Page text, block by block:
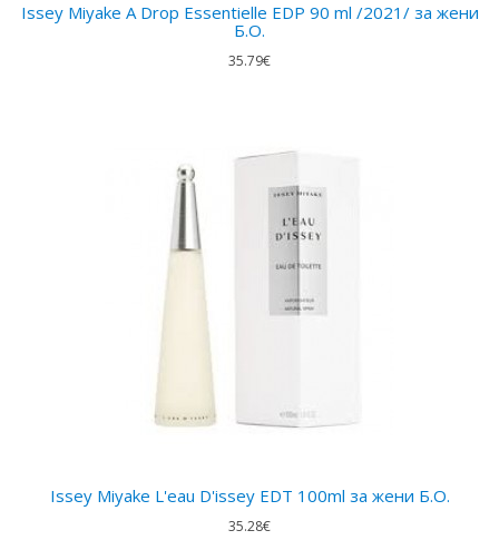
Issey Miyake A Drop Essentielle EDP 90 ml /2021/ за жени
Б.О.
35.79€
Issey Miyake L'eau D'issey EDT 100ml за жени Б.О.
35.28€